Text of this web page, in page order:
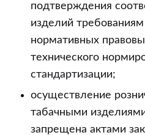
подтверждения
изделий
нормативных
технического
стандартизации;
осуществление
табачными
запрещена актами